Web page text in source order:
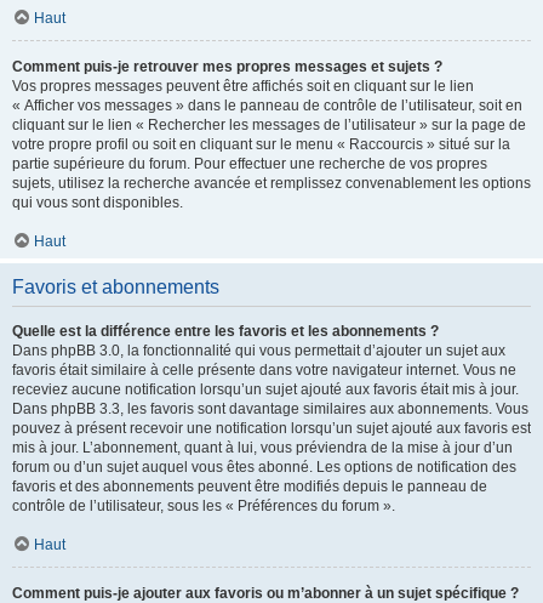
Haut
Comment puis-je retrouver mes propres messages et sujets ?
Vos propres messages peuvent être affichés soit en cliquant sur le lien
« Afficher vos messages » dans le panneau de contrôle de l’utilisateur, soit en
cliquant sur le lien « Rechercher les messages de l’utilisateur » sur la page de
votre propre profil ou soit en cliquant sur le menu « Raccourcis » situé sur la
partie supérieure du forum. Pour effectuer une recherche de vos propres
sujets, utilisez la recherche avancée et remplissez convenablement les options
qui vous sont disponibles.
Haut
Favoris et abonnements
Quelle est la différence entre les favoris et les abonnements ?
Dans phpBB 3.0, la fonctionnalité qui vous permettait d’ajouter un sujet aux
favoris était similaire à celle présente dans votre navigateur internet. Vous ne
receviez aucune notification lorsqu’un sujet ajouté aux favoris était mis à jour.
Dans phpBB 3.3, les favoris sont davantage similaires aux abonnements. Vous
pouvez à présent recevoir une notification lorsqu’un sujet ajouté aux favoris est
mis à jour. L’abonnement, quant à lui, vous préviendra de la mise à jour d’un
forum ou d’un sujet auquel vous êtes abonné. Les options de notification des
favoris et des abonnements peuvent être modifiés depuis le panneau de
contrôle de l’utilisateur, sous les « Préférences du forum ».
Haut
Comment puis-je ajouter aux favoris ou m’abonner à un sujet spécifique ?